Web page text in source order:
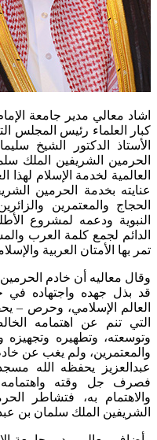
​اشاد معالي مدير جامعة
كبار العلماء رئيس المجلس
الأستاذ الدكتور الشيخ
الحرمين الشريفين الملك
العالمية لخدمة الإسلام لهذا
عنايته بخدمة الحرمين
الحجاج والمعتمرين
النبوية ودعمه لمشروع
الدائم لجمع كلمة العرب
تمر بها الأمتان العربية
وقال معاليه أن خادم
قد بذل جهده واجتهاده في
العالم الإسلامي، وحرص –
التي تنم عن اهتمامه
وتوسعته، وتطهيره وتجهيزه
والمعتمرين، ولم يغب عن
عبدالعزيز يحفظه الله
فصرف جل وقته واهتمامه
والاهتمام به، فتشاطر
الشريفين الملك سلمان بن